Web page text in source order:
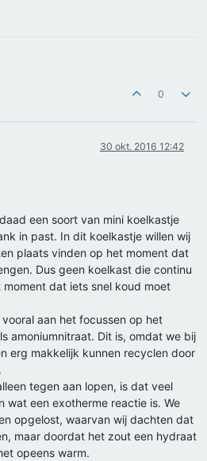
0
30 okt. 2016 12:42
een soort van mini koelkastje
in past. In dit koelkastje willen wij
plaats vinden op het moment dat
Dus geen koelkast die continu
dat iets snel koud moet
aan het focussen op het
amoniumnitraat. Dit is, omdat we bij
erg makkelijk kunnen recyclen door
tegen aan lopen, is dat veel
wat een exotherme reactie is. We
opgelost, waarvan wij dachten dat
maar doordat het zout een hydraat
opeens warm.